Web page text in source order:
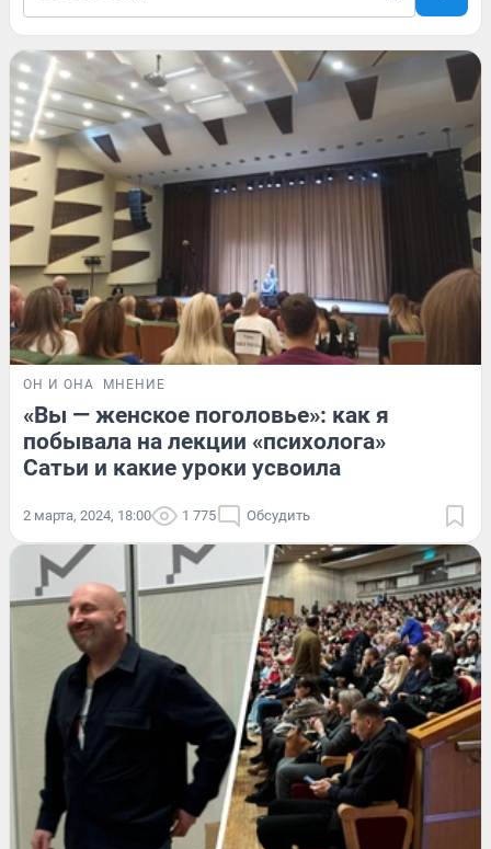
ОН И ОНА МНЕНИЕ
«Вы — женское поголовье»: как я
побывала на лекции «психолога»
Сатьи и какие уроки усвоила
2 марта, 2024, 18:00 1 775 Обсудить